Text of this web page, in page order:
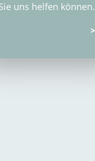
uns helfen können.